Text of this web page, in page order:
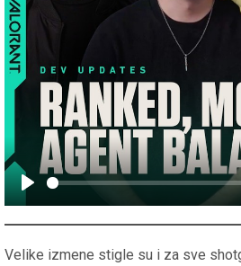
P
l
a
Velike izmene stigle su i za sve